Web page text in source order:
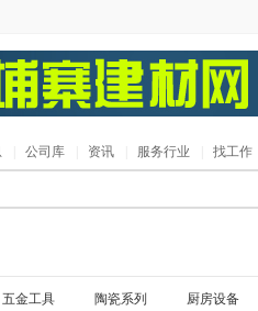
公司库 资讯 服务行业 找工作
五金工具 陶瓷系列 厨房设备